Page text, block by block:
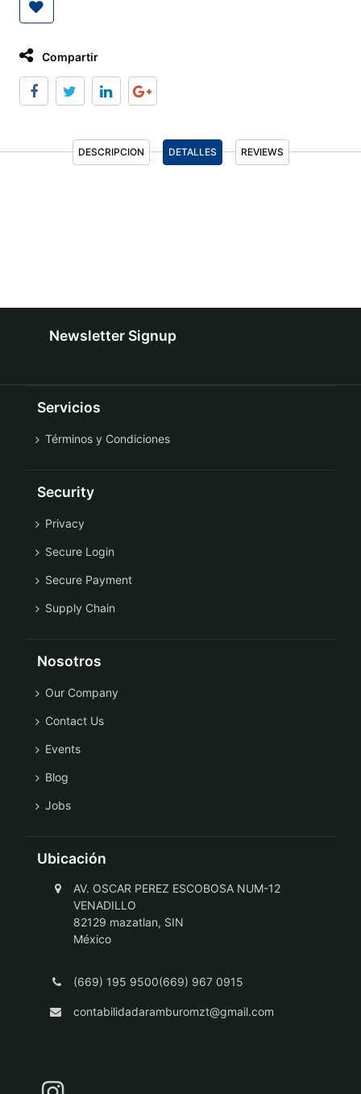
Compartir
DESCRIPCION DETALLES REVIEWS
Newsletter Signup
Servicios
Términos y Condiciones
Security
Privacy
Secure Login
Secure Payment
Supply Chain
Nosotros
Our Company
Contact Us
Events
Blog
Jobs
Ubicación
AV. OSCAR PEREZ ESCOBOSA NUM-12
VENADILLO
82129 mazatlan, SIN
México
(669) 195 9500(669) 967 0915
contabilidadaramburomzt@gmail.com